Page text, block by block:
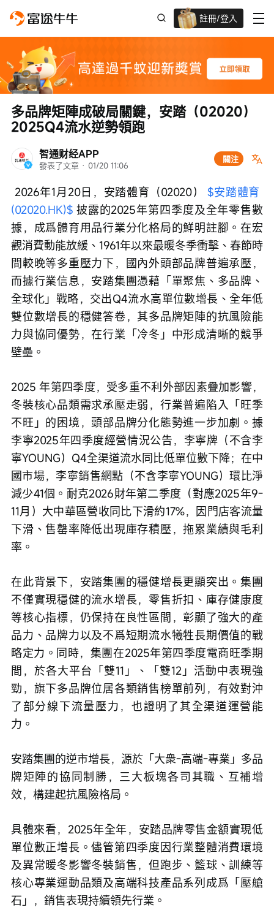
註冊/登入
智通财经APP
發表了文章 · 01/20 11:06
關注
多品牌矩陣成破局關鍵，安踏（02020）
2025Q4流水逆勢領跑
2026年1月20日，安踏體育（02020） $安踏體育
(02020.HK)$ 披露的2025年第四季度及全年零售數
據，成爲體育用品行業分化格局的鮮明註腳。在宏
觀消費動能放緩、1961年以來最暖冬季衝擊、春節時
間較晚等多重壓力下，國內外頭部品牌普遍承壓，
而據行業信息，安踏集團憑藉「單聚焦、多品牌、
全球化」戰略，交出Q4流水高單位數增長、全年低
雙位數增長的穩健答卷，其多品牌矩陣的抗風險能
力與協同優勢，在行業「冷冬」中形成清晰的競爭
壁壘。
2025 年第四季度，受多重不利外部因素疊加影響，
冬裝核心品類需求承壓走弱，行業普遍陷入「旺季
不旺」的困境，頭部品牌分化態勢進一步加劇。據
李寧2025年四季度經營情況公告，李寧牌（不含李
寧YOUNG）Q4全渠道流水同比低單位數下降；在中
國市場，李寧銷售網點（不含李寧YOUNG）環比淨
減少41個。耐克2026財年第二季度（對應2025年9-
11月）大中華區營收同比下滑約17%，因門店客流量
下滑、售罄率降低出現庫存積壓，拖累業績與毛利
率。
在此背景下，安踏集團的穩健增長更顯突出。集團
不僅實現穩健的流水增長，零售折扣、庫存健康度
等核心指標，仍保持在良性區間，彰顯了強大的產
品力、品牌力以及不爲短期流水犧牲長期價值的戰
略定力。同時，集團在2025年第四季度電商旺季期
間，於各大平台「雙11」、「雙12」活動中表現強
勁，旗下多品牌位居各類銷售榜單前列，有效對沖
了部分線下流量壓力，也證明了其全渠道運營能
力。
安踏集團的逆市增長，源於「大衆-高端-專業」多品
牌矩陣的協同制勝，三大板塊各司其職、互補增
效，構建起抗風險格局。
具體來看，2025年全年，安踏品牌零售金額實現低
單位數正增長。儘管第四季度因行業整體消費環境
及異常暖冬影響冬裝銷售，但跑步、籃球、訓練等
核心專業運動品類及高端科技產品系列成爲「壓艙
石」，銷售表現持續領先行業。